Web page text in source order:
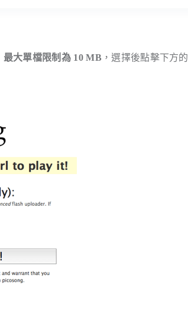
最大單檔限制為 10 MB ，選擇後點擊下方的